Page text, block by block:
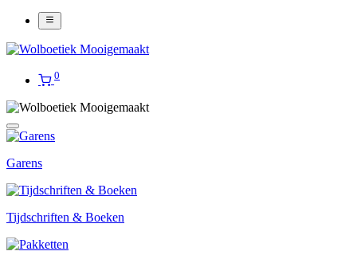
0
Garens
Tijdschriften & Boeken